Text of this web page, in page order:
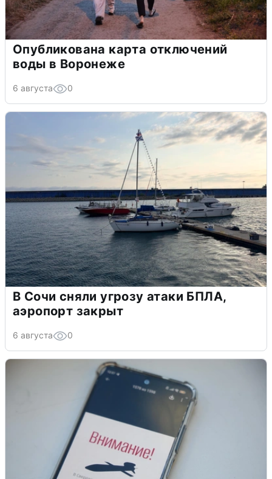
Опубликована карта отключений
воды в Воронеже
6 августа 0
В Сочи сняли угрозу атаки БПЛА,
аэропорт закрыт
6 августа 0